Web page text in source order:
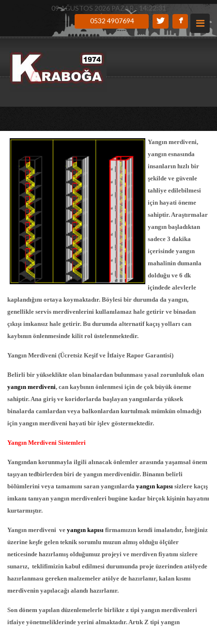
09 AĞUSTOS 2026 PAZAR - 14:22:32
0532 4907694
Yangın merdiveni,
yangın esnasında
insanların hızlı bir
şekilde ve güvenle
tahliye edilebilmesi
için hayati öneme
sahiptir. Araştırmalar
yangın başladıktan
sadece 3 dakika
içerisinde yangın
mahalinin dumanla
dolduğu ve 6 dk
içindede alevlerle
kaplandığını ortaya koymaktadır. Böylesi bir durumda da yangın,
genellikle servis merdivenlerini kullanılamaz hale getirir ve binadan
çıkışı imkansız hale getirir. Bu durumda alternatif kaçış yolları can
kaybının önlenmesinde kilit rol üstelenmektedir.
Yangın Merdiveni (Ücretsiz Keşif ve İtfaiye Rapor Garantisi)
Belirli bir yükseklikte olan binalardan bulunması yasal zorunluluk olan
yangın merdiveni, can kaybının önlenmesi için de çok büyük öneme
sahiptir. Ana giriş ve koridorlarda başlayan yangınlarda yüksek
binalarda camlardan veya balkonlardan kurtulmak mümkün olmadığı
için yangın merdiveni hayati bir işlev göstermektedir.
Yangın Merdiveni Sistemleri
Yangından korunmayla ilgili alınacak önlemler arasında yaşamsal önem
taşıyan tedbirlerden biri de yangın merdivenidir. Binanın belirli
bölümlerini veya tamamını saran yangınlarda yangın kapısı sizlere kaçış
imkanı tanıyan yangın merdivenleri bugüne kadar birçok kişinin hayatını
kurtarmıştır.
Yangın merdiveni ve yangın kapısı firmamızın kendi imalatıdır, İsteğiniz
üzerine keşfe gelen teknik sorumlu muzun almış olduğu ölçüler
neticesinde hazırlamış olduğumuz projeyi ve merdiven fiyatını sizlere
sunarız, teklifimizin kabul edilmesi durumunda proje üzerinden atölyede
hazırlanması gereken malzemeler atölye de hazırlanır, kalan kısmı
merdivenin yapılacağı alandı hazırlanır.
Son dönem yapılan düzenlemelerle birlikte z tipi yangın merdivenleri
itfaiye yönetmeliklerinde yerini almaktadır. Artık Z tipi yangın